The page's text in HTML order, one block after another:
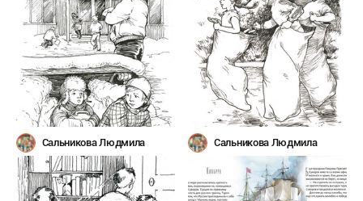
Сальникова Людмила Сальникова Людмила